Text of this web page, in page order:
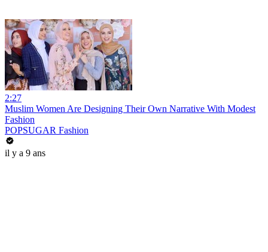
2:27
Muslim Women Are Designing Their Own Narrative With Modest
Fashion
POPSUGAR Fashion
il y a 9 ans